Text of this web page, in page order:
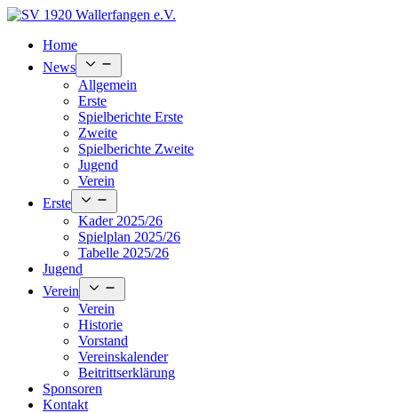
Skip
contentHome
News
menu
Allgemein
Erste
Spielberichte Erste
Zweite
Spielberichte Zweite
Jugend
Verein
Erste
menu
Kader 2025/26
Spielplan 2025/26
Tabelle 2025/26
Jugend
Verein
menu
Verein
Historie
Vorstand
Vereinskalender
Beitrittserklärung
Sponsoren
Kontakt